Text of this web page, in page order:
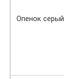
Опенок серый